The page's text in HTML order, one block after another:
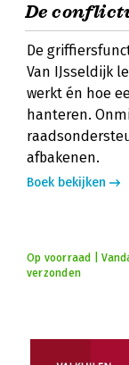
De
De
Van IJsseldijk
werkt én hoe
hanteren.
afbakenen.
Boek bekijken
Op voorraad |
verzonden